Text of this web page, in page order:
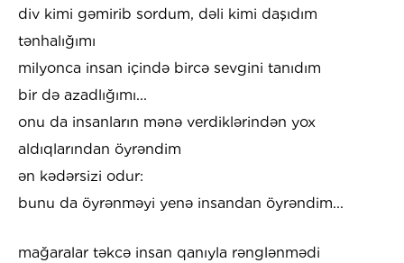
div kimi gəmirib sordum, dəli kimi daşıdım
tənhalığımı
milyonca insan içində bircə sevgini tanıdım
bir də azadlığımı...
onu da insanların mənə verdiklərindən yox
aldıqlarından öyrəndim
ən kədərsizi odur:
bunu da öyrənməyi yenə insandan öyrəndim...
mağaralar təkcə insan qanıyla rənglənmədi